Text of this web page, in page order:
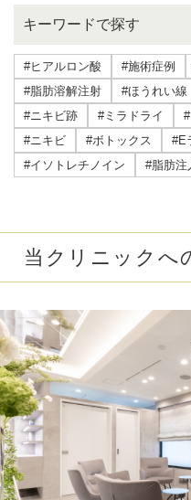
キーワードで探す
#ヒアルロン酸 #施術症例
#脂肪溶解注射
#ほうれい線
#ニキビ跡
#ミラドライ
#ニキビ
#ボトックス #E
#イソトレチノイン
#脂肪注
当クリニックへ